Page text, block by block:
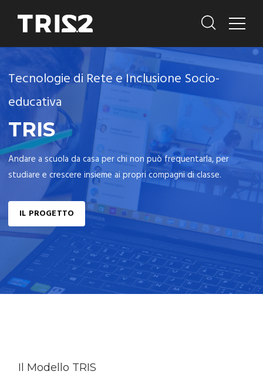
Tecnologie di Rete e Inclusione Socio-
educativa
TRIS
Andare a scuola da casa per chi non può frequentarla, per
studiare e crescere insieme ai propri compagni di classe.
IL PROGETTO
Il Modello TRIS